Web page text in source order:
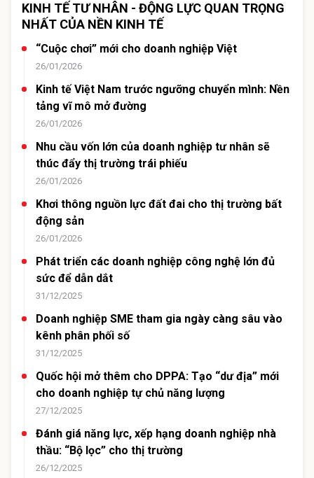
KINH TẾ TƯ NHÂN - ĐỘNG LỰC QUAN TRỌNG
NHẤT CỦA NỀN KINH TẾ
“Cuộc chơi” mới cho doanh nghiệp Việt
26/01/2026
Kinh tế Việt Nam trước ngưỡng chuyển mình: Nền
tảng vĩ mô mở đường
26/01/2026
Nhu cầu vốn lớn của doanh nghiệp tư nhân sẽ
thúc đẩy thị trường trái phiếu
26/01/2026
Khơi thông nguồn lực đất đai cho thị trường bất
động sản
26/01/2026
Phát triển các doanh nghiệp công nghệ lớn đủ
sức để dẫn dắt
31/12/2025
Doanh nghiệp SME tham gia ngày càng sâu vào
kênh phân phối số
31/12/2025
Quốc hội mở thêm cho DPPA: Tạo “dư địa” mới
cho doanh nghiệp tự chủ năng lượng
27/12/2025
Đánh giá năng lực, xếp hạng doanh nghiệp nhà
thầu: “Bộ lọc” cho thị trường
26/12/2025